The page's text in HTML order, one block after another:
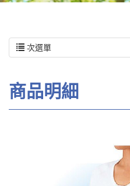
次選單
商品明細